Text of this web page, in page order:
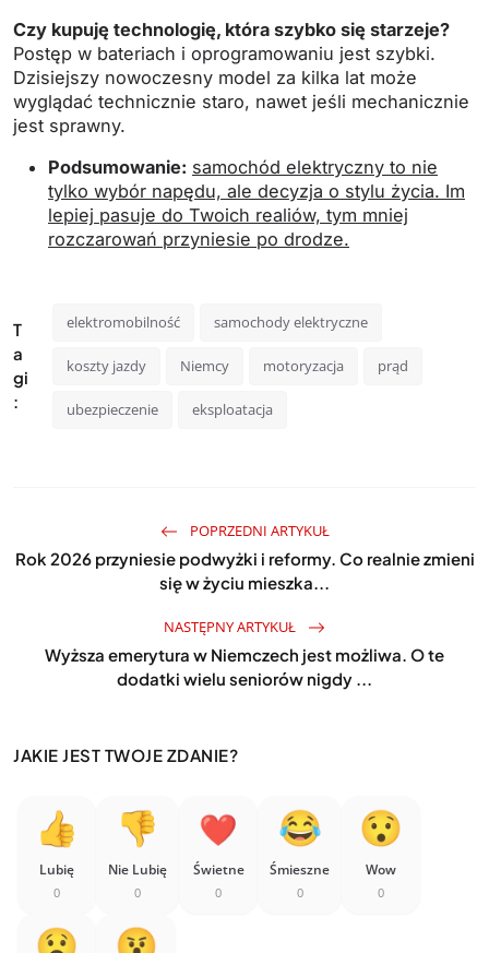
Czy kupuję technologię, która szybko się starzeje?
Postęp w bateriach i oprogramowaniu jest szybki.
Dzisiejszy nowoczesny model za kilka lat może
wyglądać technicznie staro, nawet jeśli mechanicznie
jest sprawny.
Podsumowanie: samochód elektryczny to nie
tylko wybór napędu, ale decyzja o stylu życia. Im
lepiej pasuje do Twoich realiów, tym mniej
rozczarowań przyniesie po drodze.
T
a
gi
:
elektromobilność samochody elektryczne
koszty jazdy Niemcy motoryzacja prąd
ubezpieczenie eksploatacja
POPRZEDNI ARTYKUŁ
Rok 2026 przyniesie podwyżki i reformy. Co realnie zmieni
się w życiu mieszka...
NASTĘPNY ARTYKUŁ
Wyższa emerytura w Niemczech jest możliwa. O te
dodatki wielu seniorów nigdy ...
JAKIE JEST TWOJE ZDANIE?
Lubię
0
Nie Lubię
0
Świetne
0
Śmieszne
0
Wow
0